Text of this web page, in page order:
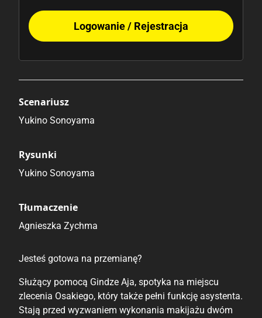
Logowanie / Rejestracja
Scenariusz
Yukino Sonoyama
Rysunki
Yukino Sonoyama
Tłumaczenie
Agnieszka Zychma
Jesteś gotowa na przemianę?
Służący pomocą Gindze Aja, spotyka na miejscu
zlecenia Osakiego, który także pełni funkcję asystenta.
Stają przed wyzwaniem wykonania makijażu dwóm